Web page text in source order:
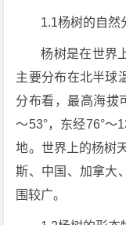
1.1杨树的自然
杨树是在世界
主要分布在北半球
分布看，最高海拔
～53°，东经76°～
地。世界上的杨树
斯、中国、加拿大
围较广。